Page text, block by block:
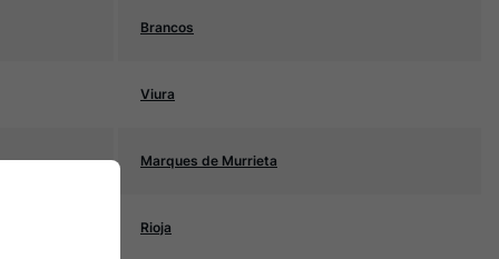
Brancos
Viura
Marques de Murrieta
Rioja